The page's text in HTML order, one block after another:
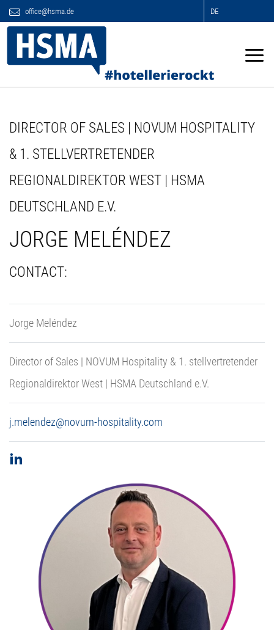
office@hsma.de DE
DIRECTOR OF SALES | NOVUM HOSPITALITY
& 1. STELLVERTRETENDER
REGIONALDIREKTOR WEST | HSMA
DEUTSCHLAND E.V.
JORGE MELÉNDEZ
CONTACT:
Jorge Meléndez
Director of Sales | NOVUM Hospitality & 1. stellvertretender
Regionaldirektor West | HSMA Deutschland e.V.
j.melendez@novum-hospitality.com